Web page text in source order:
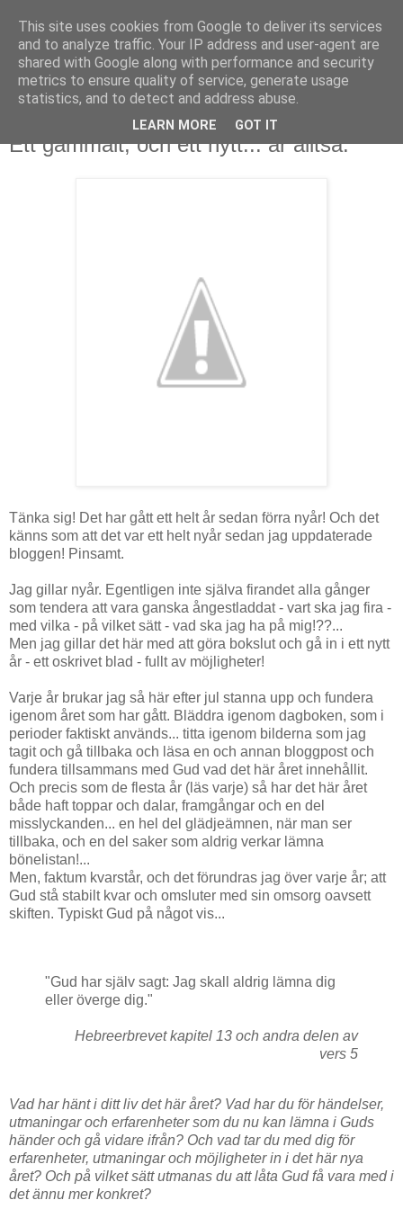
31 december 2013
Ett gammalt, och ett nytt... år alltså.
Tänka sig! Det har gått ett helt år sedan förra nyår! Och det
känns som att det var ett helt nyår sedan jag uppdaterade
bloggen! Pinsamt.
Jag gillar nyår. Egentligen inte själva firandet alla gånger
som tendera att vara ganska ångestladdat - vart ska jag fira -
med vilka - på vilket sätt - vad ska jag ha på mig!??...
Men jag gillar det här med att göra bokslut och gå in i ett nytt
år - ett oskrivet blad - fullt av möjligheter!
Varje år brukar jag så här efter jul stanna upp och fundera
igenom året som har gått. Bläddra igenom dagboken, som i
perioder faktiskt används... titta igenom bilderna som jag
tagit och gå tillbaka och läsa en och annan bloggpost och
fundera tillsammans med Gud vad det här året innehållit.
Och precis som de flesta år (läs varje) så har det här året
både haft toppar och dalar, framgångar och en del
misslyckanden... en hel del glädjeämnen, när man ser
tillbaka, och en del saker som aldrig verkar lämna
bönelistan!...
Men, faktum kvarstår, och det förundras jag över varje år; att
Gud stå stabilt kvar och omsluter med sin omsorg oavsett
skiften. Typiskt Gud på något vis...
"Gud har själv sagt: Jag skall aldrig lämna dig
eller överge dig."
Hebreerbrevet kapitel 13 och andra delen av
vers 5
Vad har hänt i ditt liv det här året? Vad har du för händelser,
utmaningar och erfarenheter som du nu kan lämna i Guds
händer och gå vidare ifrån? Och vad tar du med dig för
erfarenheter, utmaningar och möjligheter in i det här nya
året? Och på vilket sätt utmanas du att låta Gud få vara med i
det ännu mer konkret?
This site uses cookies from Google to deliver its services
and to analyze traffic. Your IP address and user-agent are
shared with Google along with performance and security
metrics to ensure quality of service, generate usage
statistics, and to detect and address abuse.
LEARN MORE GOT IT